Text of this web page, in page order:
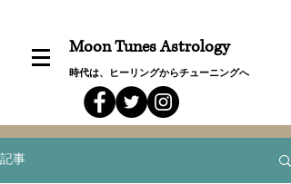
Moon Tunes Astrology
時代は、ヒーリングからチューニングへ
記事